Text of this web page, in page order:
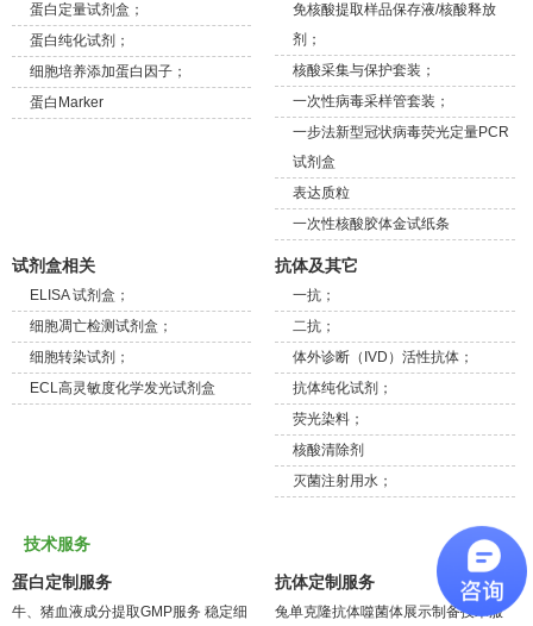
蛋白定量试剂盒；
蛋白纯化试剂；
细胞培养添加蛋白因子；
蛋白Marker
免核酸提取样品保存液/核酸释放
剂；
核酸采集与保护套装；
一次性病毒采样管套装；
一步法新型冠状病毒荧光定量PCR
试剂盒
表达质粒
一次性核酸胶体金试纸条
试剂盒相关
ELISA 试剂盒；
细胞凋亡检测试剂盒；
细胞转染试剂；
ECL高灵敏度化学发光试剂盒
抗体及其它
一抗；
二抗；
体外诊断（IVD）活性抗体；
抗体纯化试剂；
荧光染料；
核酸清除剂
灭菌注射用水；
技术服务
蛋白定制服务
牛、猪血液成分提取GMP服务 稳定细
抗体定制服务
兔单克隆抗体噬菌体展示制备技术服